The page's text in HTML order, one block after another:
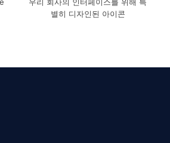
별히 디자인된 아이콘